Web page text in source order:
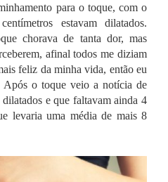
para o toque, com o
estavam dilatados.
chorava de tanta dor, mas
afinal todos me diziam
feliz da minha vida, então eu
Após o toque veio a notícia de
e que faltavam ainda 4
levaria uma média de mais 8